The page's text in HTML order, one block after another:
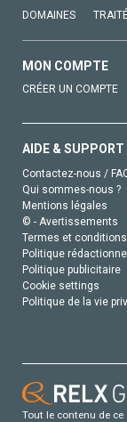
DOMAINES
MON COMPTE
CRÉER UN COMPTE
AIDE & SUPPORT
Contactez-nous /
Qui sommes-nous ?
Mentions légales
© - Avertissements
Termes et
Politique
Politique publicitaire
Cookie settings
Politique de la vie
Tout le contenu de